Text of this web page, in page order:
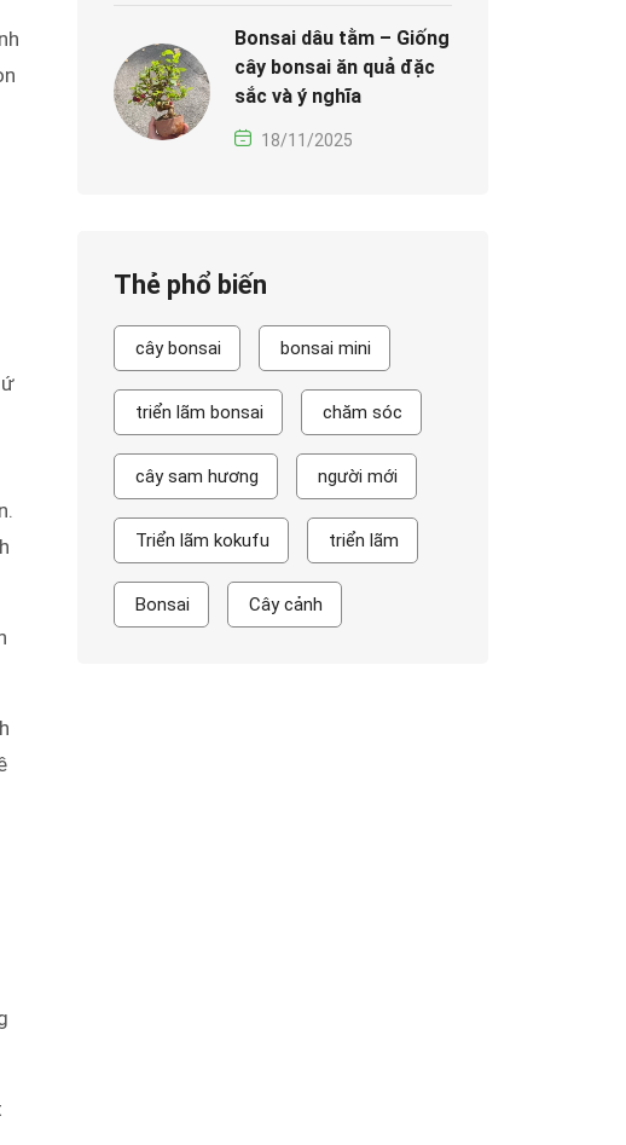
Bonsai dâu tằm – Giống
cây bonsai ăn quả đặc
sắc và ý nghĩa
18/11/2025
Thẻ phổ biến
cây bonsai bonsai mini
triển lãm bonsai chăm sóc
cây sam hương người mới
Triển lãm kokufu triển lãm
Bonsai Cây cảnh